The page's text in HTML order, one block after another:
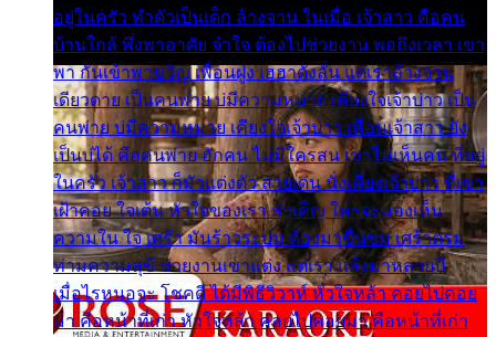
อยู่ในครัว ทำตัวเป็นเด็ก ล้างจาน ในเมื่อ เจ้าสาว คือคน
บ้านใกล้ พึ่งพาอาศัย จำใจ ต้องไปช่วยงาน พอถึงเวลา เขา
พา กันเข้าพาขวัญ เพื่อนฝูง เฮฮาดังลั่น แต่เราล้างจาน
เดียวดาย เป็นคนพ่าย บ่มีความหมาย เคียงใจเจ้าบ่าว เป็น
คนพ่าย บ่มีความหมาย เคียงใจเจ้าบ่าว เพื่อนเจ้าสาว ยัง
เป็นบ่ได้ คือคนพ่าย ฮักคน ไม่มีใครสน เขาไม่เห็นคน ที่อยู่
ในครัว เจ้าสาว ก็มัวแต่งตัว สวยเด่น นั่งเคียงเจ้าบ่าว ที่เขา
เฝ้าคอย ใจเต้น หัวใจของเรา ลำเค็ญ ใครจะมองเห็น
ความใน ใจ เศร้า มันร้าวระบม ต้องมาขื่นขม เศร้าตรม
ท่ามความสุขี ช่วยงานเขาแต่ง แต่เรา แล้งมาหลายปี
เมื่อไรหนอจะ โชคดี ได้มีพิธีวิวาห์ หัวใจหล้า คอยไปคอย
มา คือหน้าที่เก่า หัวใจหล้า คอยไปคอยมา คือหน้าที่เก่า